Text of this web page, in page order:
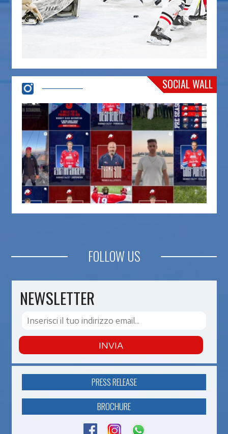
SOCIAL WALL
FOLLOW US
NEWSLETTER
INVIA
PRESS RELEASE
BROCHURE